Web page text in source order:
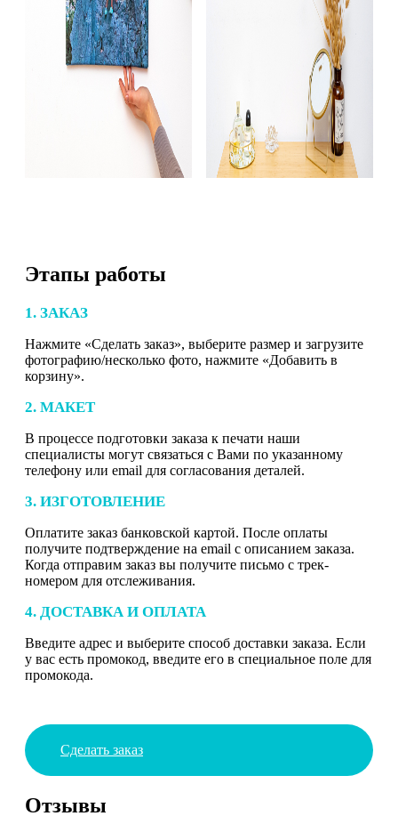
Этапы работы
1. ЗАКАЗ
Нажмите «Сделать заказ», выберите размер и загрузите
фотографию/несколько фото, нажмите «Добавить в
корзину».
2. МАКЕТ
В процессе подготовки заказа к печати наши
специалисты могут связаться с Вами по указанному
телефону или email для согласования деталей.
3. ИЗГОТОВЛЕНИЕ
Оплатите заказ банковской картой. После оплаты
получите подтверждение на email с описанием заказа.
Когда отправим заказ вы получите письмо с трек-
номером для отслеживания.
4. ДОСТАВКА И ОПЛАТА
Введите адрес и выберите способ доставки заказа. Если
у вас есть промокод, введите его в специальное поле для
промокода.
Сделать заказ
Отзывы